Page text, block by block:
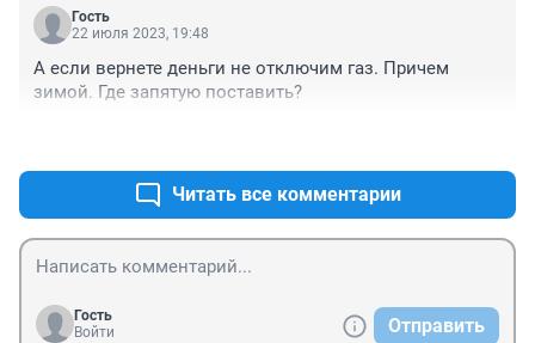
Гость
22 июля 2023, 19:48
А если вернете деньги не отключим газ. Причем
зимой. Где запятую поставить?
Читать все комментарии
Гость
Войти
Отправить